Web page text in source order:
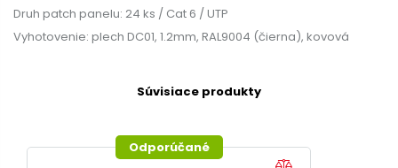
Druh patch panelu: 24 ks / Cat 6 / UTP
Vyhotovenie: plech DC01, 1.2mm, RAL9004 (čierna), kovová
Súvisiace produkty
Odporúčané